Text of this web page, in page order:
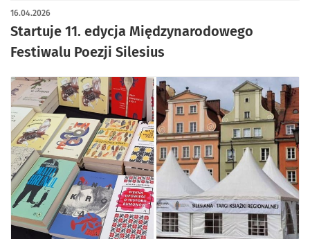
Startuje 11. edycja Międzynarodowego
Festiwalu Poezji Silesius
16.04.2026